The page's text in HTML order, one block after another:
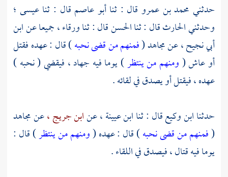
حدثني محمد بن عمرو قال : ثناأبو عاصم قال : ثناعيسى ؛
وحدثنيالحارثقال : ثناالحسنقال : ثناورقاء ،جميعا عنابن
أبي نجيح ،عنمجاهد(فمنهم من قضى نحبه) قال : عهده فقتل
أو عاش (ومنهم من ينتظر) يوما فيه جهاد ، فيقضي ( نحبه )
عهده ، فيقتل أو يصدق في لقائه .
حدثناابن وكيعقال : ثناابن عيينة ،عنابن جريج ،عنمجاهد
(فمنهم من قضى نحبه) قال : عهده (ومنهم من ينتظر) قال :
يوما فيه قتال ، فيصدق في اللقاء .